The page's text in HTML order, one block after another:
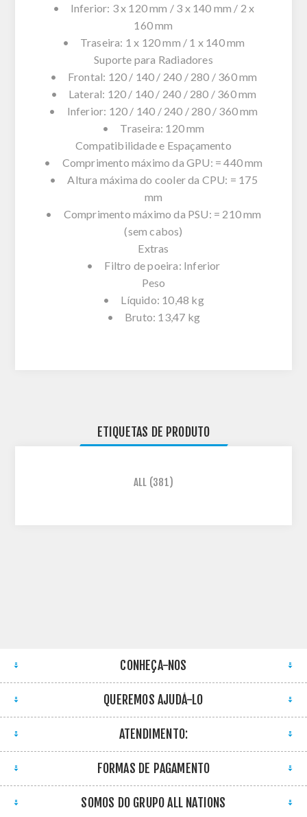
• Inferior: 3 x 120 mm / 3 x 140 mm / 2 x
160 mm
• Traseira: 1 x 120 mm / 1 x 140 mm
Suporte para Radiadores
• Frontal: 120 / 140 / 240 / 280 / 360 mm
• Lateral: 120 / 140 / 240 / 280 / 360 mm
• Inferior: 120 / 140 / 240 / 280 / 360 mm
• Traseira: 120 mm
Compatibilidade e Espaçamento
• Comprimento máximo da GPU: = 440 mm
• Altura máxima do cooler da CPU: = 175
mm
• Comprimento máximo da PSU: = 210 mm
(sem cabos)
Extras
• Filtro de poeira: Inferior
Peso
• Líquido: 10,48 kg
• Bruto: 13,47 kg
ETIQUETAS DE PRODUTO
ALL (381)
CONHEÇA-NOS
QUEREMOS AJUDÁ-LO
ATENDIMENTO:
FORMAS DE PAGAMENTO
SOMOS DO GRUPO ALL NATIONS